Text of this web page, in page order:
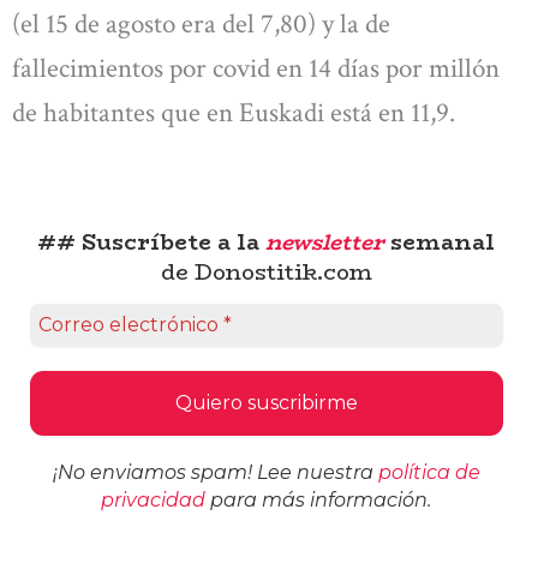
(el 15 de agosto era del 7,80) y la de
fallecimientos por covid en 14 días por millón
de habitantes que en Euskadi está en 11,9.
## Suscríbete a lanewslettersemanal
de Donostitik.com
¡No enviamos spam! Lee nuestra política de
privacidad para más información.